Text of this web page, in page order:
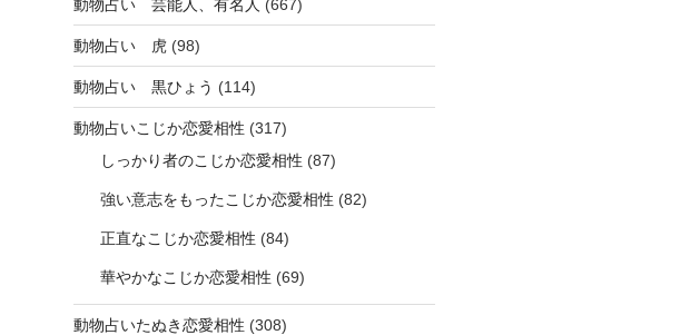
動物占い 芸能人、有名人 (667)
動物占い 虎(98)
動物占い 黒ひょう (114)
動物占いこじか恋愛相性 (317)
しっかり者のこじか恋愛相性 (87)
強い意志をもったこじか恋愛相性 (82)
正直なこじか恋愛相性 (84)
華やかなこじか恋愛相性 (69)
動物占いたぬき恋愛相性 (308)